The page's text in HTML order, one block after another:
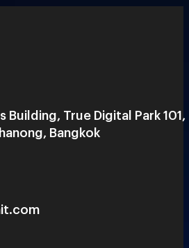
Building, True Digital Park 101,
Bangkok